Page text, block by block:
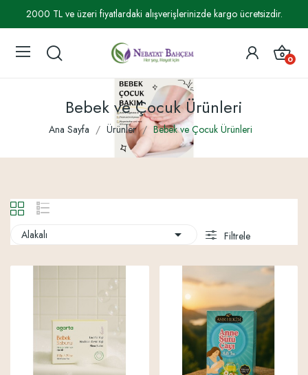
2000 TL ve üzeri fiyatlardaki alışverişlerinizde kargo ücretsizdir.
0
Bebek ve Çocuk Ürünleri
Ana Sayfa Ürünler Bebek ve Çocuk Ürünleri
Alakalı  Filtrele